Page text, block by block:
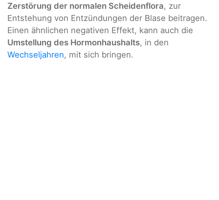
Zerstörung der normalen Scheidenflora, zur
Entstehung von Entzündungen der Blase beitragen.
Einen ähnlichen negativen Effekt, kann auch die
Umstellung des Hormonhaushalts, in den
Wechseljahren, mit sich bringen.